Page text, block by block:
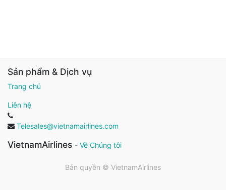
Sản phẩm & Dịch vụ
Trang chủ
Liên hệ
Telesales@vietnamairlines.com
VietnamAirlines - Về Chúng tôi
Bản quyền © VietnamAirlines